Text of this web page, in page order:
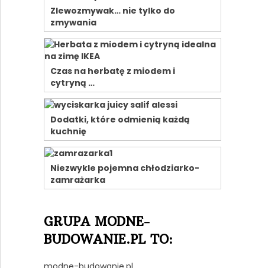
Zlewozmywak… nie tylko do
zmywania
Czas na herbatę z miodem i
cytryną …
Dodatki, które odmienią każdą
kuchnię
Niezwykle pojemna chłodziarko-
zamrażarka
GRUPA MODNE-
BUDOWANIE.PL TO: